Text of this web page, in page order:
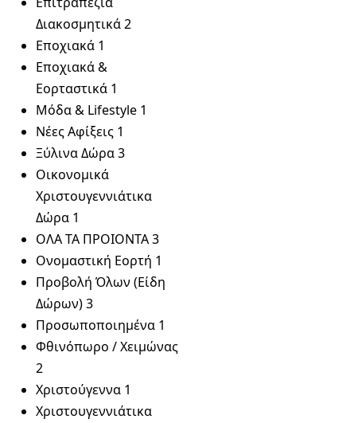
Διακοσμητικά2
Εποχιακά 1
Εποχιακά &
Εορταστικά 1
Μόδα & Lifestyle 1
Νέες Αφίξεις 1
Ξύλινα Δώρα3
Οικονομικά
Χριστουγεννιάτικα
Δώρα 1
ΟΛΑ ΤΑ ΠΡΟΙΟΝΤΑ3
Ονομαστική Εορτή 1
Προβολή Όλων (Είδη
Δώρων)3
Προσωποποιημένα 1
Φθινόπωρο / Χειμώνας
2
Χριστούγεννα 1
Χριστουγεννιάτικα